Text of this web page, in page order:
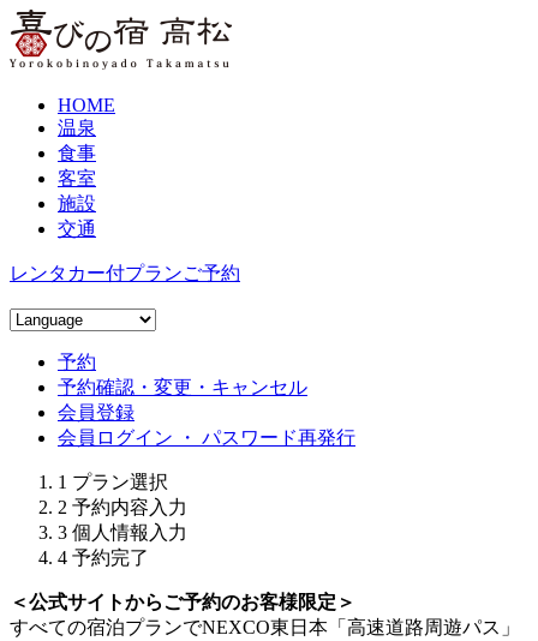
HOME
温泉
食事
客室
施設
交通
レンタカー付プランご予約
予約
予約確認・変更・キャンセル
会員登録
会員ログイン ・ パスワード再発行
1 プラン選択
2 予約内容入力
3 個人情報入力
4 予約完了
＜公式サイトからご予約のお客様限定＞
すべての宿泊プランでNEXCO東日本「高速道路周遊パス」